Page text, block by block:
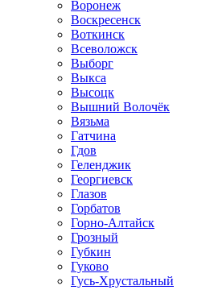
Воронеж
Воскресенск
Воткинск
Всеволожск
Выборг
Выкса
Высоцк
Вышний Волочёк
Вязьма
Гатчина
Гдов
Геленджик
Георгиевск
Глазов
Горбатов
Горно-Алтайск
Грозный
Губкин
Гуково
Гусь-Хрустальный